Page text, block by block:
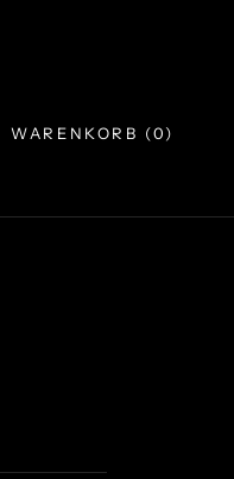
WARENKORB (0)